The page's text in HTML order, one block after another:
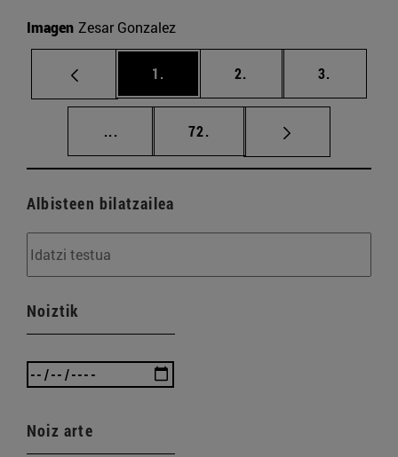
Imagen Zesar Gonzalez
1. 2. 3.
... Tarteko orrialdeak Erabili TAB tekla
72.
Albisteen bilatzailea
Noiztik
Noiz arte